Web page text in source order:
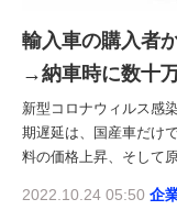
輸入車の購入者
→納車時に数十
新型コロナウィルス感
期遅延は、国産車だけ
料の価格上昇、そして
2022.10.24 05:50 企